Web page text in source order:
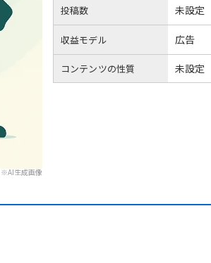
※AI生成画像
投稿数 未設定
収益モデル 広告
コンテンツの性質 未設定